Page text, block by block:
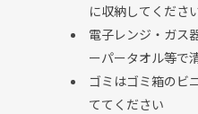
に収納してくださ
電子レンジ・ガス
ーパータオル等で
ゴミはゴミ箱のビ
ててください